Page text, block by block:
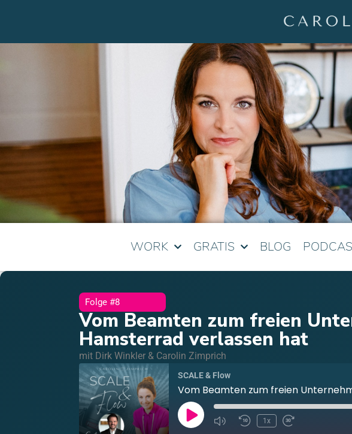
WORK GRATIS BLOG
Folge #8
Vom Beamten zum freien
Hamsterrad verlassen hat
mit Dirk Winkler & Carolin Zimprich
SCALE & Flow
Vom Beamten zum freien
1x